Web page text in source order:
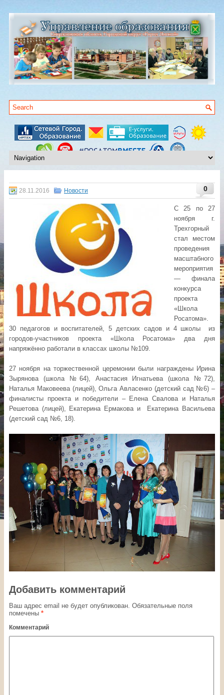
0
28.11.2016 Новости
С 25 по 27
ноября г.
Трехгорный
стал местом
проведения
масштабного
мероприятия
— финала
конкурса
проекта
«Школа
Росатома».
30 педагогов и воспитателей, 5 детских садов и 4 школы из
городов-участников проекта «Школа Росатома» два дня
напряжённо работали в классах школы №109.
27 ноября на торжественной церемонии были награждены Ирина
Зырянова (школа №64), Анастасия Игнатьева (школа №72),
Наталья Маковеева (лицей), Ольга Авласенко (детский сад №6) –
финалисты проекта и победители – Елена Свалова и Наталья
Решетова (лицей), Екатерина Ермакова и Екатерина Васильева
(детский сад №6, 18).
Добавить комментарий
Ваш адрес email не будет опубликован. Обязательные поля
помечены *
Комментарий